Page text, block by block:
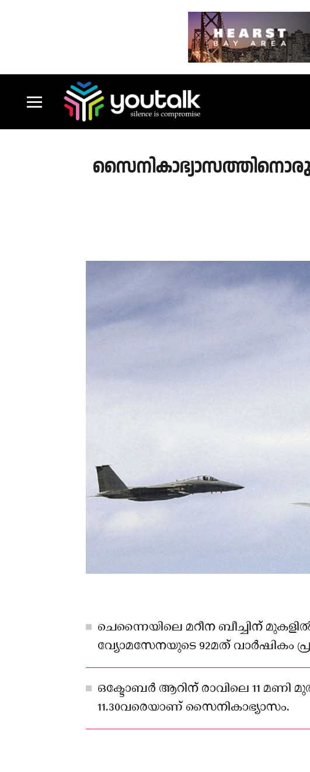
ചെന്നൈയിലെ മറീന ബീച്ചിന്
വ്യോമസേനയുടെ 92മത് വാർഷികം
ഒക്ടോബർ ആറിന്
ഒക്ടോബർ ആറിന് രാവിലെ 11 മണി
11.30വരെയാണ് സൈനികാഭ്യാസം.